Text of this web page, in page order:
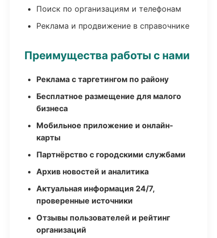
Поиск по организациям и телефонам
Реклама и продвижение в справочнике
Преимущества работы с нами
Реклама с таргетингом по району
Бесплатное размещение для малого
бизнеса
Мобильное приложение и онлайн-
карты
Партнёрство с городскими службами
Архив новостей и аналитика
Актуальная информация 24/7,
проверенные источники
Отзывы пользователей и рейтинг
организаций